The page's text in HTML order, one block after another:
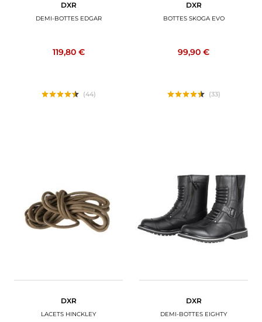
DXR
DEMI-BOTTES EDGAR
119,80 €
(44)
DXR
BOTTES SKOGA EVO
99,90 €
(33)
DXR
LACETS HINCKLEY
DXR
DEMI-BOTTES EIGHTY